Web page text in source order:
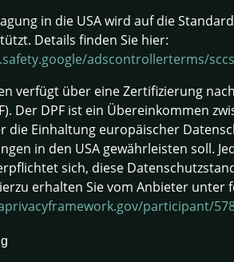
in die USA wird auf die
Details finden Sie hier:
adscontrollerterms/
verfügt über eine Zertifizierung
Der DPF ist ein Übereinkommen
die Einhaltung europäischer
in den USA gewährleisten soll.
sich, diese
erhalten Sie vom Anbieter unter
participant/